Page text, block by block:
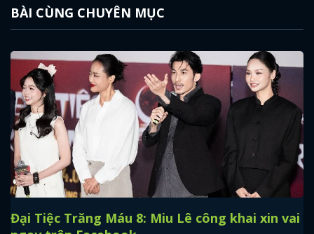
BÀI CÙNG CHUYÊN MỤC
Đại Tiệc Trăng Máu 8: Miu Lê công khai xin vai